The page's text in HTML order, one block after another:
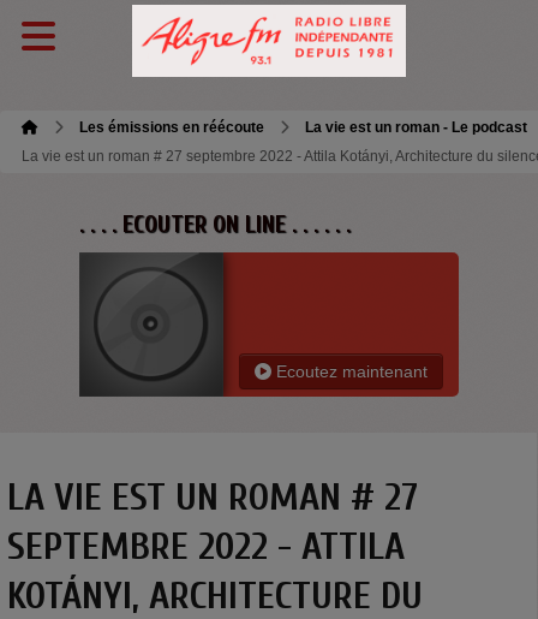
Les émissions en réécoute
La vie est un roman - Le podcast
La vie est un roman # 27 septembre 2022 - Attila Kotányi, Architecture du
. . . . ECOUTER ON LINE . . . . . .
Ecoutez maintenant
LA VIE EST UN ROMAN # 27
SEPTEMBRE 2022 - ATTILA
KOTÁNYI, ARCHITECTURE DU